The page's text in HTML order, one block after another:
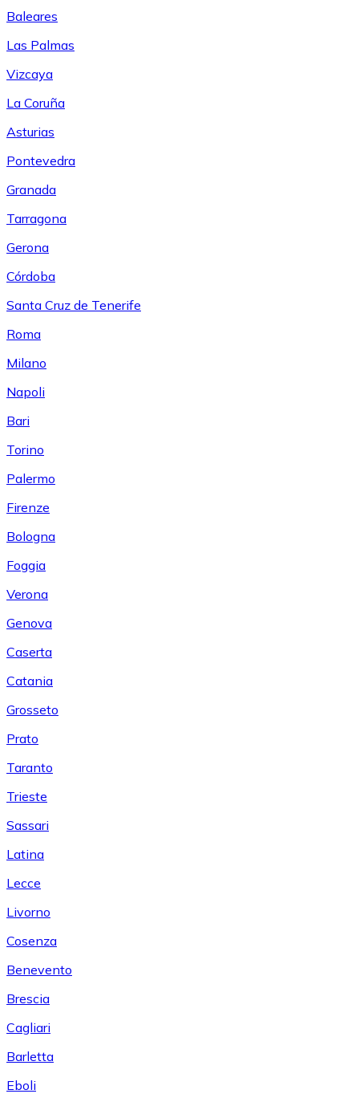
Baleares
Las Palmas
Vizcaya
La Coruña
Asturias
Pontevedra
Granada
Tarragona
Gerona
Córdoba
Santa Cruz de Tenerife
Roma
Milano
Napoli
Bari
Torino
Palermo
Firenze
Bologna
Foggia
Verona
Genova
Caserta
Catania
Grosseto
Prato
Taranto
Trieste
Sassari
Latina
Lecce
Livorno
Cosenza
Benevento
Brescia
Cagliari
Barletta
Eboli